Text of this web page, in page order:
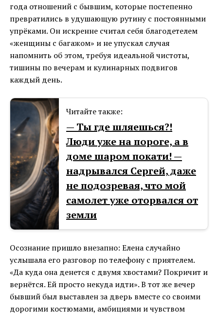
года отношений с бывшим, которые постепенно
превратились в удушающую рутину с постоянными
упрёками. Он искренне считал себя благодетелем
«женщины с багажом» и не упускал случая
напомнить об этом, требуя идеальной чистоты,
тишины по вечерам и кулинарных подвигов
каждый день.
Читайте также:
— Ты где шляешься?!
Люди уже на пороге, а в
доме шаром покати! —
надрывался Сергей, даже
не подозревая, что мой
самолет уже оторвался от
земли
Осознание пришло внезапно: Елена случайно
услышала его разговор по телефону с приятелем.
«Да куда она денется с двумя хвостами? Покричит и
вернётся. Ей просто некуда идти». В тот же вечер
бывший был выставлен за дверь вместе со своими
дорогими костюмами, амбициями и чувством